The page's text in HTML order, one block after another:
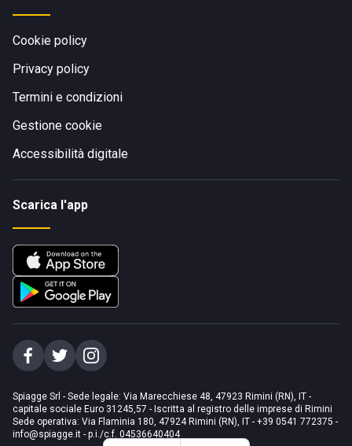
Cookie policy
Privacy policy
Termini e condizioni
Gestione cookie
Accessibilità digitale
Scarica l'app
Spiagge Srl - Sede legale: Via Marecchiese 48, 47923 Rimini (RN), IT -
capitale sociale Euro 31245,57 - Iscritta al registro delle imprese di Rimini
Sede operativa: Via Flaminia 180, 47924 Rimini (RN), IT - +39 0541 772375 -
info@spiagge.it - p.i./c.f. 04536640404